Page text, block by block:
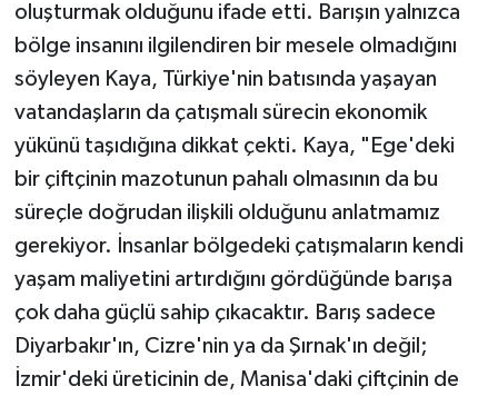
oluşturmak olduğunu ifade etti. Barışın yalnızca
bölge insanını ilgilendiren bir mesele olmadığını
söyleyen Kaya, Türkiye'nin batısında yaşayan
vatandaşların da çatışmalı sürecin ekonomik
yükünü taşıdığına dikkat çekti. Kaya, "Ege'deki
bir çiftçinin mazotunun pahalı olmasının da bu
süreçle doğrudan ilişkili olduğunu anlatmamız
gerekiyor. İnsanlar bölgedeki çatışmaların kendi
yaşam maliyetini artırdığını gördüğünde barışa
çok daha güçlü sahip çıkacaktır. Barış sadece
Diyarbakır'ın, Cizre'nin ya da Şırnak'ın değil;
İzmir'deki üreticinin de, Manisa'daki çiftçinin de